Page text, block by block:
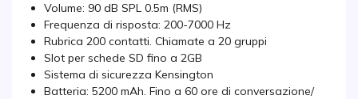
Volume: 90 dB SPL 0.5m (RMS)
Frequenza di risposta: 200-7000 Hz
Rubrica 200 contatti. Chiamate a 20 gruppi
Slot per schede SD fino a 2GB
Sistema di sicurezza Kensington
Batteria: 5200 mAh. Fino a 60 ore di conversazione/